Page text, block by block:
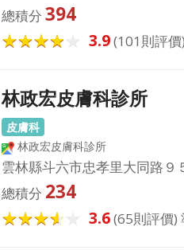
總積分 394
3.9(101則評價
林政宏皮膚科診所
皮膚科
林政宏皮膚科診所
雲林縣斗六市忠孝里大同路９
總積分 234
3.6(65則評價)